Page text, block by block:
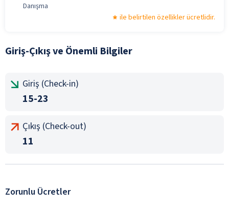
Danışma
ile belirtilen özellikler ücretlidir.
Giriş-Çıkış ve Önemli Bilgiler
Giriş (Check-in)
15-23
Çıkış (Check-out)
11
Zorunlu Ücretler